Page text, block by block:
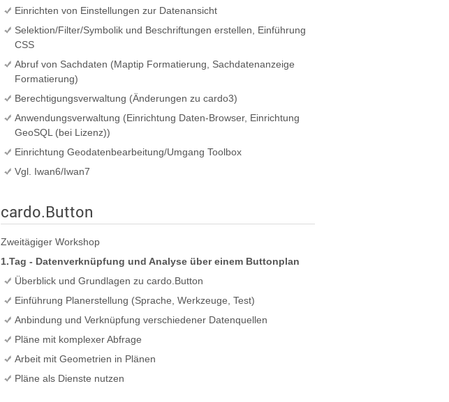
Einrichten von Einstellungen zur Datenansicht
Selektion/Filter/Symbolik und Beschriftungen erstellen, Einführung
CSS
Abruf von Sachdaten (Maptip Formatierung, Sachdatenanzeige
Formatierung)
Berechtigungsverwaltung (Änderungen zu cardo3)
Anwendungsverwaltung (Einrichtung Daten-Browser, Einrichtung
GeoSQL (bei Lizenz))
Einrichtung Geodatenbearbeitung/Umgang Toolbox
Vgl. Iwan6/Iwan7
cardo.Button
Zweitägiger Workshop
1.Tag - Datenverknüpfung und Analyse über einem Buttonplan
Überblick und Grundlagen zu cardo.Button
Einführung Planerstellung (Sprache, Werkzeuge, Test)
Anbindung und Verknüpfung verschiedener Datenquellen
Pläne mit komplexer Abfrage
Arbeit mit Geometrien in Plänen
Pläne als Dienste nutzen